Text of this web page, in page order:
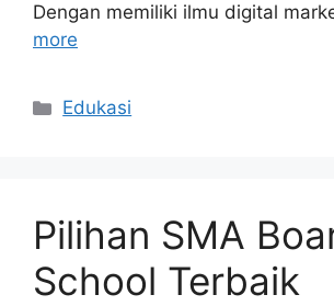
Dengan memiliki ilmu digital
more
Categories
Edukasi
Pilihan SMA
School Terbaik